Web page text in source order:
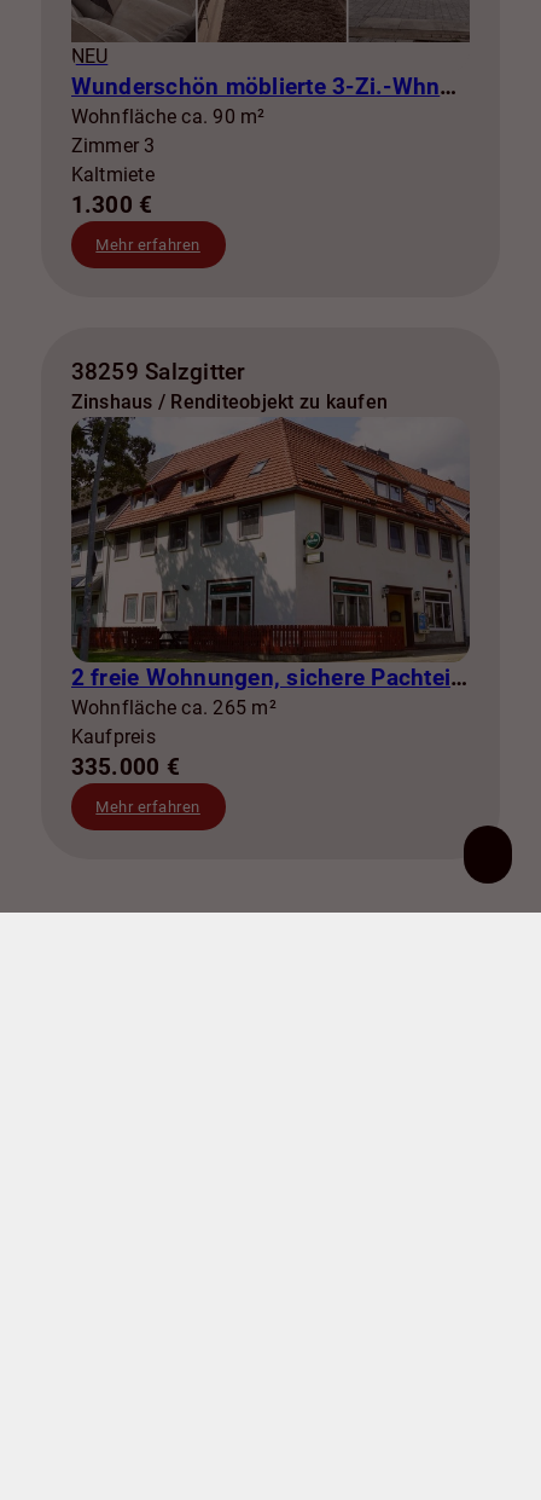
NEU
Wunderschön möblierte 3-Zi.-Whng mit Balkon zur Miete! SZ-Lebenstedt
Wohnfläche ca. 90 m²
Zimmer 3
Kaltmiete
1.300 €
Mehr erfahren
38259 Salzgitter
Zinshaus / Renditeobjekt zu kaufen
2 freie Wohnungen, sichere Pachteinnahmen & eigene Stromerzeugung
Wohnfläche ca. 265 m²
Kaufpreis
335.000 €
Mehr erfahren